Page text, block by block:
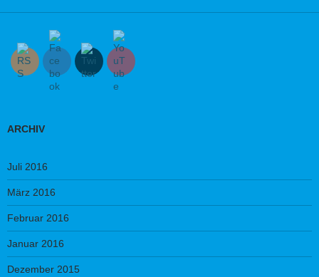
ARCHIV
Juli 2016
März 2016
Februar 2016
Januar 2016
Dezember 2015